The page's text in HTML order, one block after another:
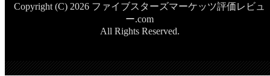
Copyright (C) 2026 ファイブスターズマーケッツ評価レビュ
ー.com
All Rights Reserved.